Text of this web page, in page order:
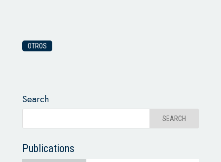
OTROS
Search
Publications